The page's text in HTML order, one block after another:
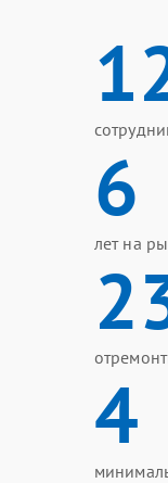
6
лет на
4